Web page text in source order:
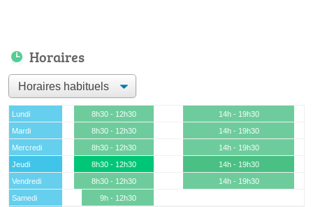
Horaires
Lundi 8h30 - 12h30
14h - 19h30
Mardi
8h30 - 12h30
14h - 19h30
Mercredi
8h30 - 12h30
14h - 19h30
Jeudi
8h30 - 12h30
14h - 19h30
Vendredi
8h30 - 12h30
14h - 19h30
Samedi
9h - 12h30